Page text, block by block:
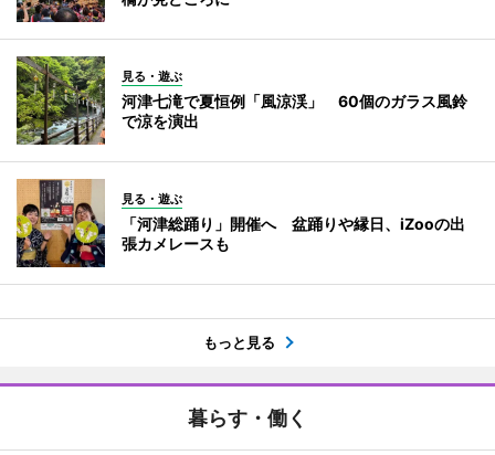
見る・遊ぶ
河津七滝で夏恒例「風涼渓」 60個のガラス風鈴
で涼を演出
見る・遊ぶ
「河津総踊り」開催へ 盆踊りや縁日、iZooの出
張カメレースも
もっと見る
暮らす・働く